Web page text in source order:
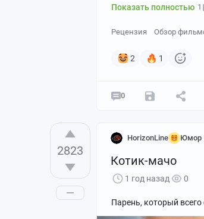
Показать полностью 1
Рецензия Обзор
2 1
0
2823
HorizonLine Юмор
Котик-мачо
1 год назад 0
Парень, который всего